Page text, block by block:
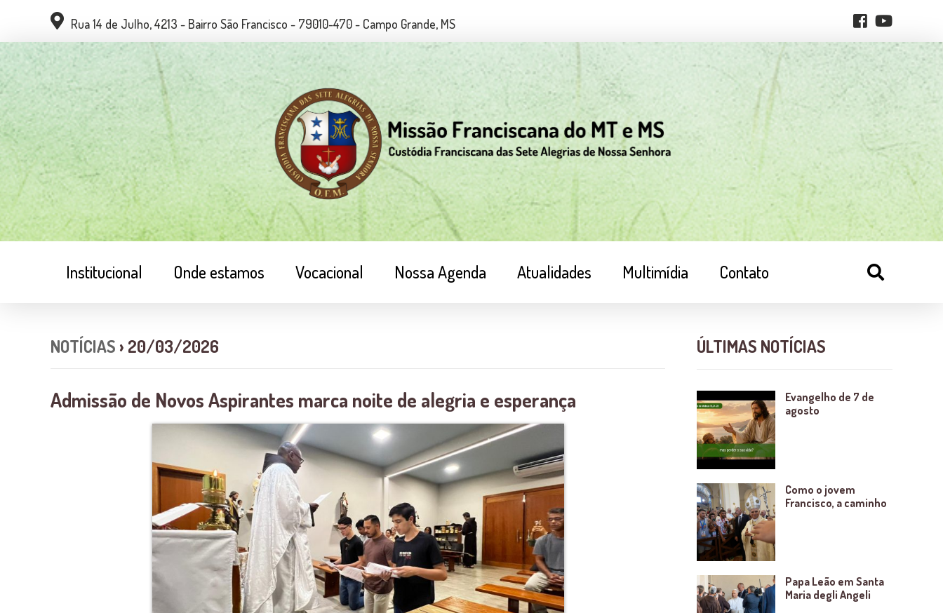
Rua 14 de Julho, 4213 - Bairro São Francisco - 79010-470 - Campo Grande, MS
Institucional Onde estamos Vocacional Nossa Agenda Atualidades Multimídia Contato
NOTÍCIAS › 20/03/2026
Admissão de Novos Aspirantes marca noite de alegria e esperança
ÚLTIMAS NOTÍCIAS
Evangelho de 7 de
agosto
Como o jovem
Francisco, a caminho
Papa Leão em Santa
Maria degli Angeli